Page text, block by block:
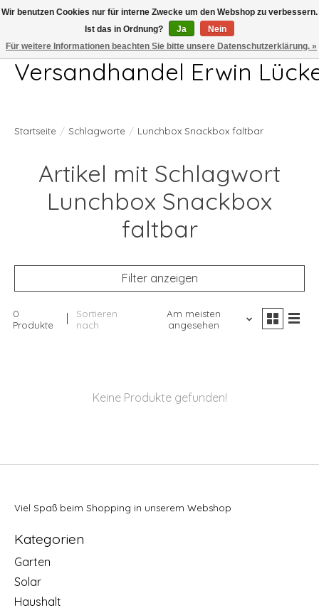
Telefon 04407 715872 MO-DO 7.00-17.00Uhr FR 7.00-13.00Uhr
Versandhandel Erwin
Startseite / Schlagworte / Lunchbox Snackbox faltbar
Artikel mit Schlagwort
Lunchbox Snackbox
faltbar
Filter anzeigen
0
Produkte
Sortieren
nach
Am meisten
angesehen
Keine Produkte gefunden!
Viel Spaß beim Shopping in unserem Webshop
Kategorien
Garten
Solar
Haushalt
Wir benutzen Cookies nur für interne Zwecke um den Webshop zu verbessern.
Ist das in Ordnung?
Ja
Nein
Für weitere Informationen beachten Sie bitte unsere Datenschutzerklärung. »